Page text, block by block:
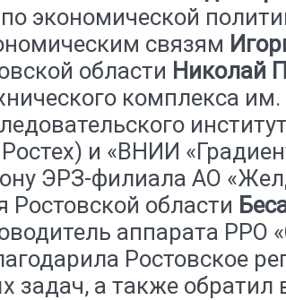
экономической
связям
области Николай
комплекса
и «ВНИИ
ЭРЗ-филиала АО
Ростовской области
аппарата
Ростовское
задач, а также